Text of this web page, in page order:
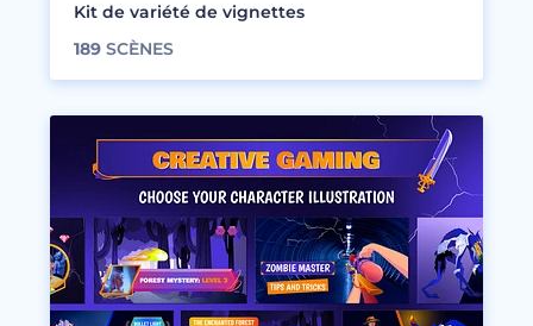
Kit de variété de vignettes
189 SCÈNES